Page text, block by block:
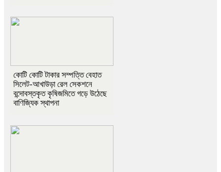
কোটি কোটি টাকার সম্পত্তি বেহাত
সিলেট-আখাউড়া রেল সেকশনে
বন্দোবস্তকৃত কৃষিজমিতে গড়ে উঠেছে
বাণিজ্যিক স্থাপনা